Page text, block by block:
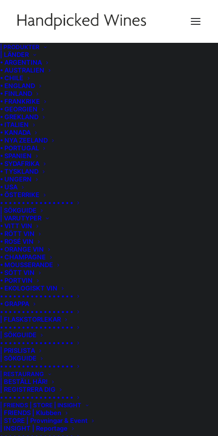
| PRODUKTER
| LÄNDER
• ARGENTINA
• AUSTRALIEN
• CHILE
• ENGLAND
• FINLAND
• FRANKRIKE
• GEORGIEN
• GREKLAND
• ITALIEN
• KANADA
• NYA ZEELAND
• PORTUGAL
• SPANIEN
• SYDAFRIKA
• TYSKLAND
• UNGERN
• USA
• ÖSTERRIKE
• • • • • • • • • • • • • • • • •
| SÖKGUIDE
| VARUTYPER
• VITT VIN
• RÖTT VIN
• ROSÉ VIN
• ORANGE VIN
• CHAMPAGNE
• MOUSSERANDE
• SÖTT VIN
• PORTVIN
• EKOLOGISKT VIN
• • • • • • • • • • • • • • • • •
• GRAPPA
• • • • • • • • • • • • • • • • •
| FLASKSTORLEKAR
• • • • • • • • • • • • • • • • •
| SÖKGUIDE
• • • • • • • • • • • • • • • • •
| PRISLISTA
| SÖKGUIDE
• • • • • • • • • • • • • • • • •
| RESTAURANG
| BESTÄLL HÄR!
| REGISTRERA DIG
• • • • • • • • • • • • • • • • •
| FRIENDS | STORE | INSIGHT
| FRIENDS | Klubben
| STORE | Provningar & Event
| INSIGHT | Reportage
INTERNATIONELLA BIDAGEN | 20 MAJ
Protect the Bees – protect the Rainforest!
Bee Kind
| Ingredienser
– 2,5 cl Canaima Gin
– 4 cl Färsk Lime juice
– 4 cl Honongssirap